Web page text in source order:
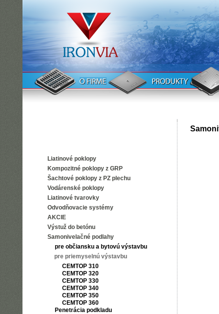
Liatinové poklopy
Kompozitné poklopy z GRP
Šachtové poklopy z PZ plechu
Vodárenské poklopy
Liatinové tvarovky
Odvodňovacie systémy
AKCIE
Výstuž do betónu
Samonivelačné podlahy
pre občiansku a bytovú výstavbu
pre priemyselnú výstavbu
CEMTOP 310
CEMTOP 320
CEMTOP 330
CEMTOP 340
CEMTOP 350
CEMTOP 360
Penetrácia podkladu